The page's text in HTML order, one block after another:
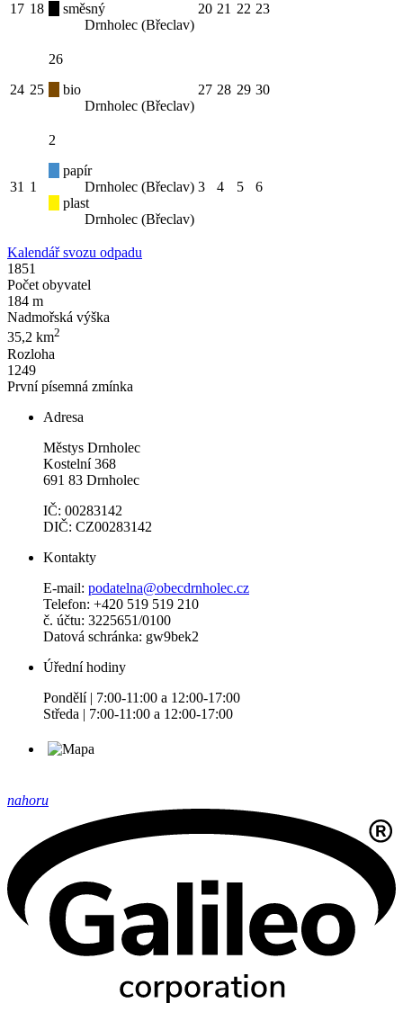
17 18
směsný
Drnholec (Břeclav)
20 21 22 23
24 25
26
bio
Drnholec (Břeclav)
27 28 29 30
31 1
2
papír
Drnholec (Břeclav)
plast
Drnholec (Břeclav)
3 4 5 6
Kalendář svozu odpadu
1851
Počet obyvatel
184 m
Nadmořská výška
35,2 km2
Rozloha
1249
První písemná zmínka
Adresa
Městys Drnholec
Kostelní 368
691 83 Drnholec
IČ: 00283142
DIČ: CZ00283142
Kontakty
E-mail: podatelna@obecdrnholec.cz
Telefon: +420 519 519 210
č. účtu: 3225651/0100
Datová schránka: gw9bek2
Úřední hodiny
Pondělí | 7:00-11:00 a 12:00-17:00
Středa | 7:00-11:00 a 12:00-17:00
nahoru